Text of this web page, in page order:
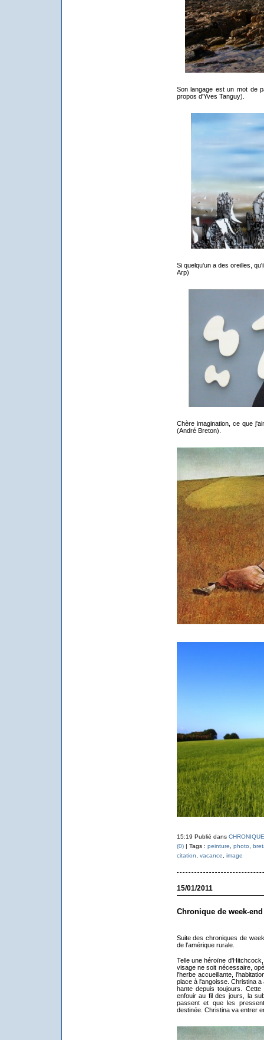
Son langage est un mot de
propos d'Yves Tanguy).
Si quelqu'un a des oreilles,
Arp)
Chère imagination, ce que
(André Breton).
15:19 Publié dans
(0)| Tags : peinture photo
citation
vacance image
15/01/2011
Chronique de week-
Suite des chroniques de
de l'amérique rurale.
Telle une héroïne
visage ne soit nécessaire,
l'herbe accueillante,
place à l'angoisse. Christina
hante depuis toujours.
enfouir au fil des jours, la
passent et que les
destinée. Christina va entrer